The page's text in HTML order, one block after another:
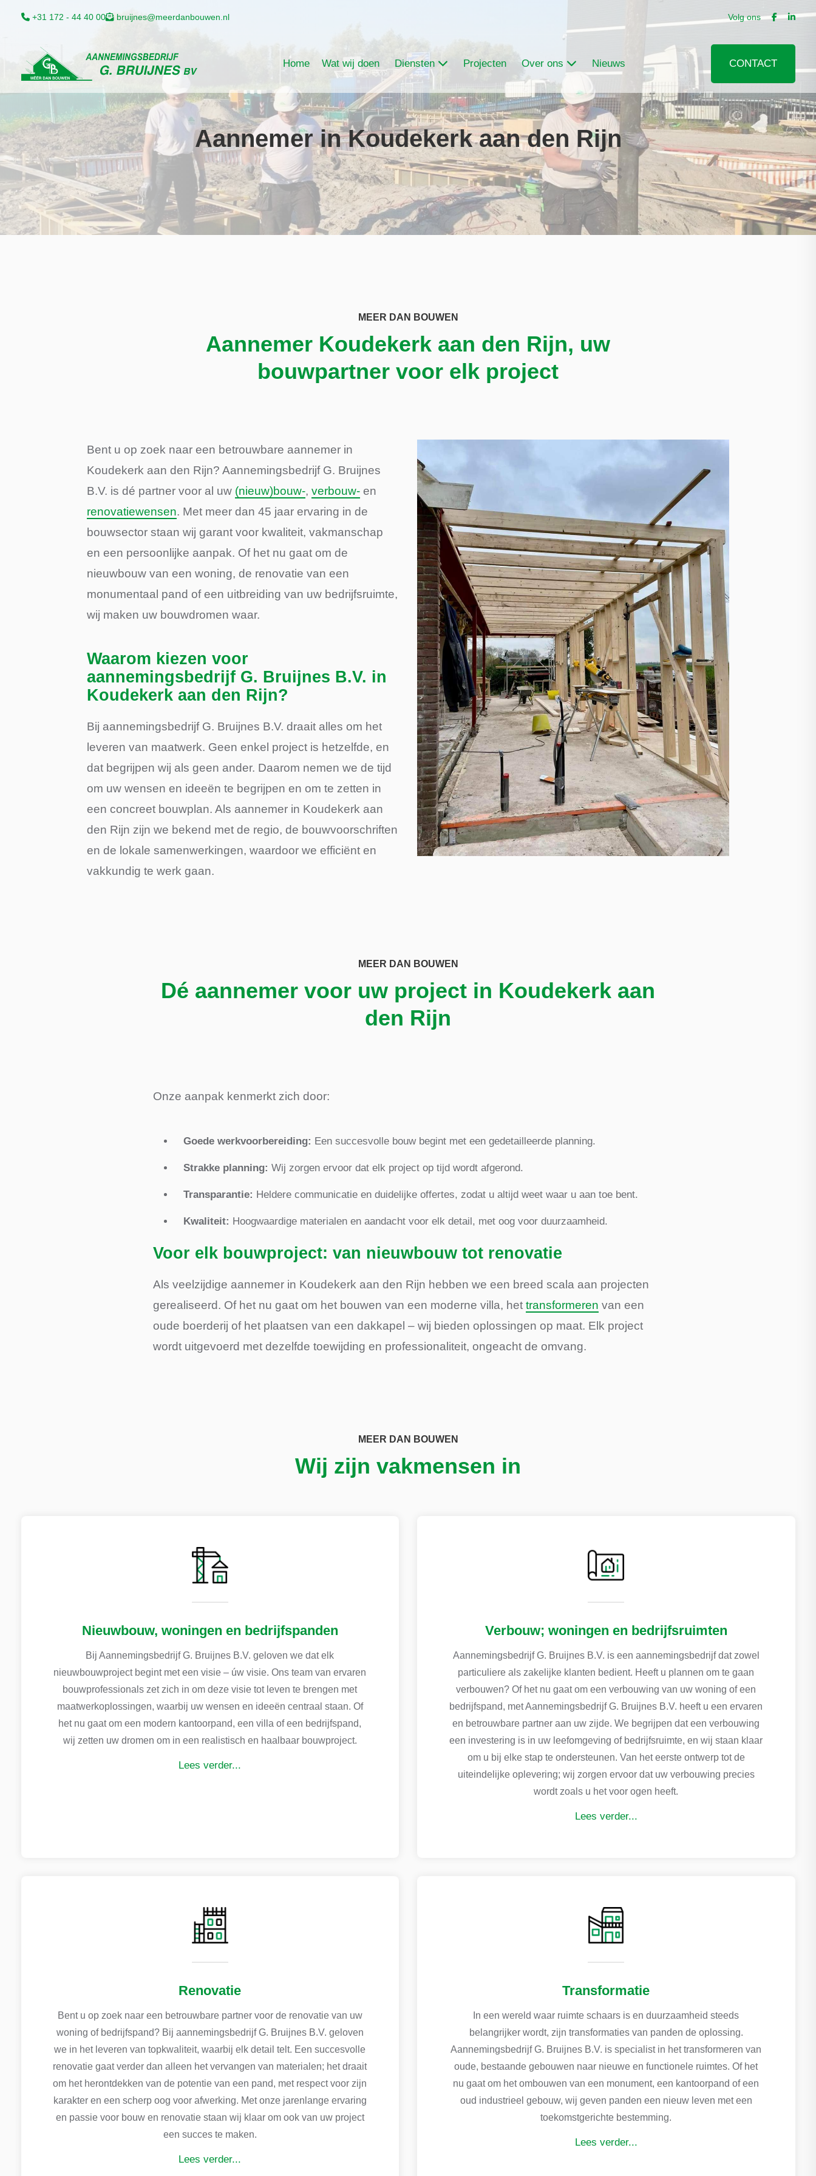
+31 172 - 44 40 00 bruijnes@meerdanbouwen.nl Volg ons
Home Wat wij doen Diensten Projecten Over ons Nieuws CONTACT
Aannemer in Koudekerk aan den Rijn
MEER DAN BOUWEN
Aannemer Koudekerk aan den Rijn, uw
bouwpartner voor elk project
Bent u op zoek naar een betrouwbare aannemer in
Koudekerk aan den Rijn? Aannemingsbedrijf G. Bruijnes
B.V. is dé partner voor al uw (nieuw)bouw-,verbouw- en
renovatiewensen. Met meer dan 45 jaar ervaring in de
bouwsector staan wij garant voor kwaliteit, vakmanschap
en een persoonlijke aanpak. Of het nu gaat om de
nieuwbouw van een woning, de renovatie van een
monumentaal pand of een uitbreiding van uw bedrijfsruimte,
wij maken uw bouwdromen waar.
Waarom kiezen voor
aannemingsbedrijf G. Bruijnes B.V. in
Koudekerk aan den Rijn?
Bij aannemingsbedrijf G. Bruijnes B.V. draait alles om het
leveren van maatwerk. Geen enkel project is hetzelfde, en
dat begrijpen wij als geen ander. Daarom nemen we de tijd
om uw wensen en ideeën te begrijpen en om te zetten in
een concreet bouwplan. Als aannemer in Koudekerk aan
den Rijn zijn we bekend met de regio, de bouwvoorschriften
en de lokale samenwerkingen, waardoor we efficiënt en
vakkundig te werk gaan.
MEER DAN BOUWEN
Dé aannemer voor uw project in Koudekerk aan
den Rijn
Onze aanpak kenmerkt zich door:
Goede werkvoorbereiding: Een succesvolle bouw begint met een gedetailleerde planning.
Strakke planning: Wij zorgen ervoor dat elk project op tijd wordt afgerond.
Transparantie: Heldere communicatie en duidelijke offertes, zodat u altijd weet waar u aan toe bent.
Kwaliteit: Hoogwaardige materialen en aandacht voor elk detail, met oog voor duurzaamheid.
Voor elk bouwproject: van nieuwbouw tot renovatie
Als veelzijdige aannemer in Koudekerk aan den Rijn hebben we een breed scala aan projecten
gerealiseerd. Of het nu gaat om het bouwen van een moderne villa, het transformeren van een
oude boerderij of het plaatsen van een dakkapel – wij bieden oplossingen op maat. Elk project
wordt uitgevoerd met dezelfde toewijding en professionaliteit, ongeacht de omvang.
MEER DAN BOUWEN
Wij zijn vakmensen in
Nieuwbouw, woningen en bedrijfspanden
Bij Aannemingsbedrijf G. Bruijnes B.V. geloven we dat elk
nieuwbouwproject begint met een visie – úw visie. Ons team van ervaren
bouwprofessionals zet zich in om deze visie tot leven te brengen met
maatwerkoplossingen, waarbij uw wensen en ideeën centraal staan. Of
het nu gaat om een modern kantoorpand, een villa of een bedrijfspand,
wij zetten uw dromen om in een realistisch en haalbaar bouwproject.
Lees verder...
Verbouw; woningen en bedrijfsruimten
Aannemingsbedrijf G. Bruijnes B.V. is een aannemingsbedrijf dat zowel
particuliere als zakelijke klanten bedient. Heeft u plannen om te gaan
verbouwen? Of het nu gaat om een verbouwing van uw woning of een
bedrijfspand, met Aannemingsbedrijf G. Bruijnes B.V. heeft u een ervaren
en betrouwbare partner aan uw zijde. We begrijpen dat een verbouwing
een investering is in uw leefomgeving of bedrijfsruimte, en wij staan klaar
om u bij elke stap te ondersteunen. Van het eerste ontwerp tot de
uiteindelijke oplevering; wij zorgen ervoor dat uw verbouwing precies
wordt zoals u het voor ogen heeft.
Lees verder...
Renovatie
Bent u op zoek naar een betrouwbare partner voor de renovatie van uw
woning of bedrijfspand? Bij aannemingsbedrijf G. Bruijnes B.V. geloven
we in het leveren van topkwaliteit, waarbij elk detail telt. Een succesvolle
renovatie gaat verder dan alleen het vervangen van materialen; het draait
om het herontdekken van de potentie van een pand, met respect voor zijn
karakter en een scherp oog voor afwerking. Met onze jarenlange ervaring
en passie voor bouw en renovatie staan wij klaar om ook van uw project
een succes te maken.
Lees verder...
Transformatie
In een wereld waar ruimte schaars is en duurzaamheid steeds
belangrijker wordt, zijn transformaties van panden de oplossing.
Aannemingsbedrijf G. Bruijnes B.V. is specialist in het transformeren van
oude, bestaande gebouwen naar nieuwe en functionele ruimtes. Of het
nu gaat om het ombouwen van een monument, een kantoorpand of een
oud industrieel gebouw, wij geven panden een nieuw leven met een
toekomstgerichte bestemming.
Lees verder...